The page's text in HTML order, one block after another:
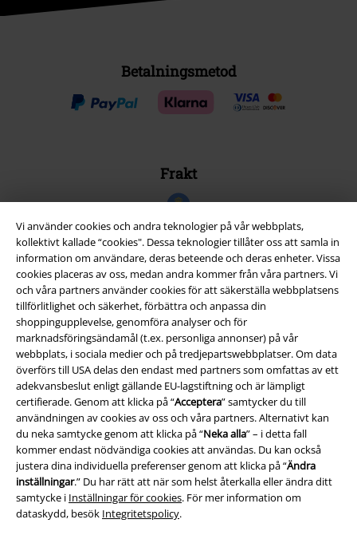
Vi använder cookies och andra teknologier på vår webbplats,
kollektivt kallade “cookies". Dessa teknologier tillåter oss att samla in
information om användare, deras beteende och deras enheter. Vissa
cookies placeras av oss, medan andra kommer från våra partners. Vi
och våra partners använder cookies för att säkerställa webbplatsens
tillförlitlighet och säkerhet, förbättra och anpassa din
shoppingupplevelse, genomföra analyser och för
marknadsföringsändamål (t.ex. personliga annonser) på vår
webbplats, i sociala medier och på tredjepartswebbplatser. Om data
överförs till USA delas den endast med partners som omfattas av ett
adekvansbeslut enligt gällande EU-lagstiftning och är lämpligt
certifierade. Genom att klicka på “Acceptera” samtycker du till
användningen av cookies av oss och våra partners. Alternativt kan
du neka samtycke genom att klicka på “Neka alla” – i detta fall
kommer endast nödvändiga cookies att användas. Du kan också
justera dina individuella preferenser genom att klicka på “Ändra
inställningar.” Du har rätt att när som helst återkalla eller ändra ditt
samtycke i Inställningar för cookies. För mer information om
dataskydd, besök Integritetspolicy.
Betalningsmetod
Frakt
EMP-appen
Ladda ner EMP-appen nu och ta del av många fördelar!
A Warner Music Group Company